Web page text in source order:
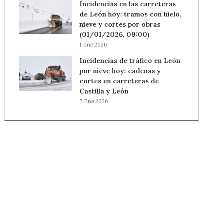
Incidencias en las carreteras
de León hoy: tramos con hielo,
nieve y cortes por obras
(01/01/2026, 09:00)
1 Ene 2026
Incidencias de tráfico en León
por nieve hoy: cadenas y
cortes en carreteras de
Castilla y León
7 Ene 2026